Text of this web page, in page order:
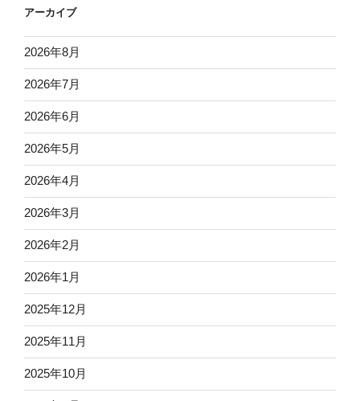
アーカイブ
2026年8月
2026年7月
2026年6月
2026年5月
2026年4月
2026年3月
2026年2月
2026年1月
2025年12月
2025年11月
2025年10月